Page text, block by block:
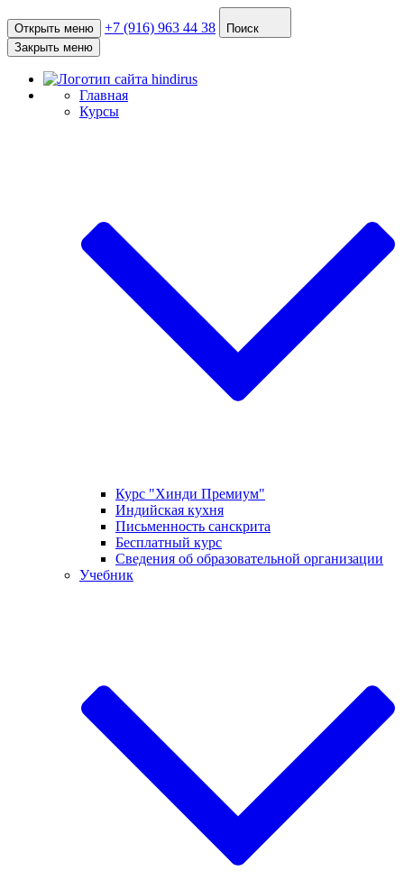
Открыть меню +7 (916) 963 44 38
Поиск
Закрыть меню
Главная
Курсы
Курс "Хинди Премиум"
Индийская кухня
Письменность санскрита
Бесплатный курс
Сведения об образовательной организации
Учебник